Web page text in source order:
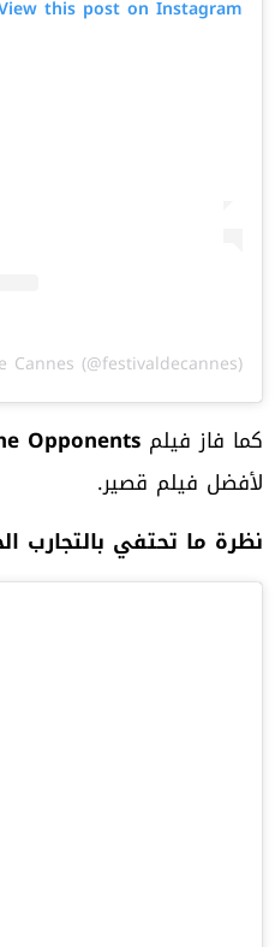
this post on Instagram
(@festivaldecannes)
كما فاز فيلم Opponents
لأفضل فيلم قصير.
نظرة ما تحتفي بالتجارب